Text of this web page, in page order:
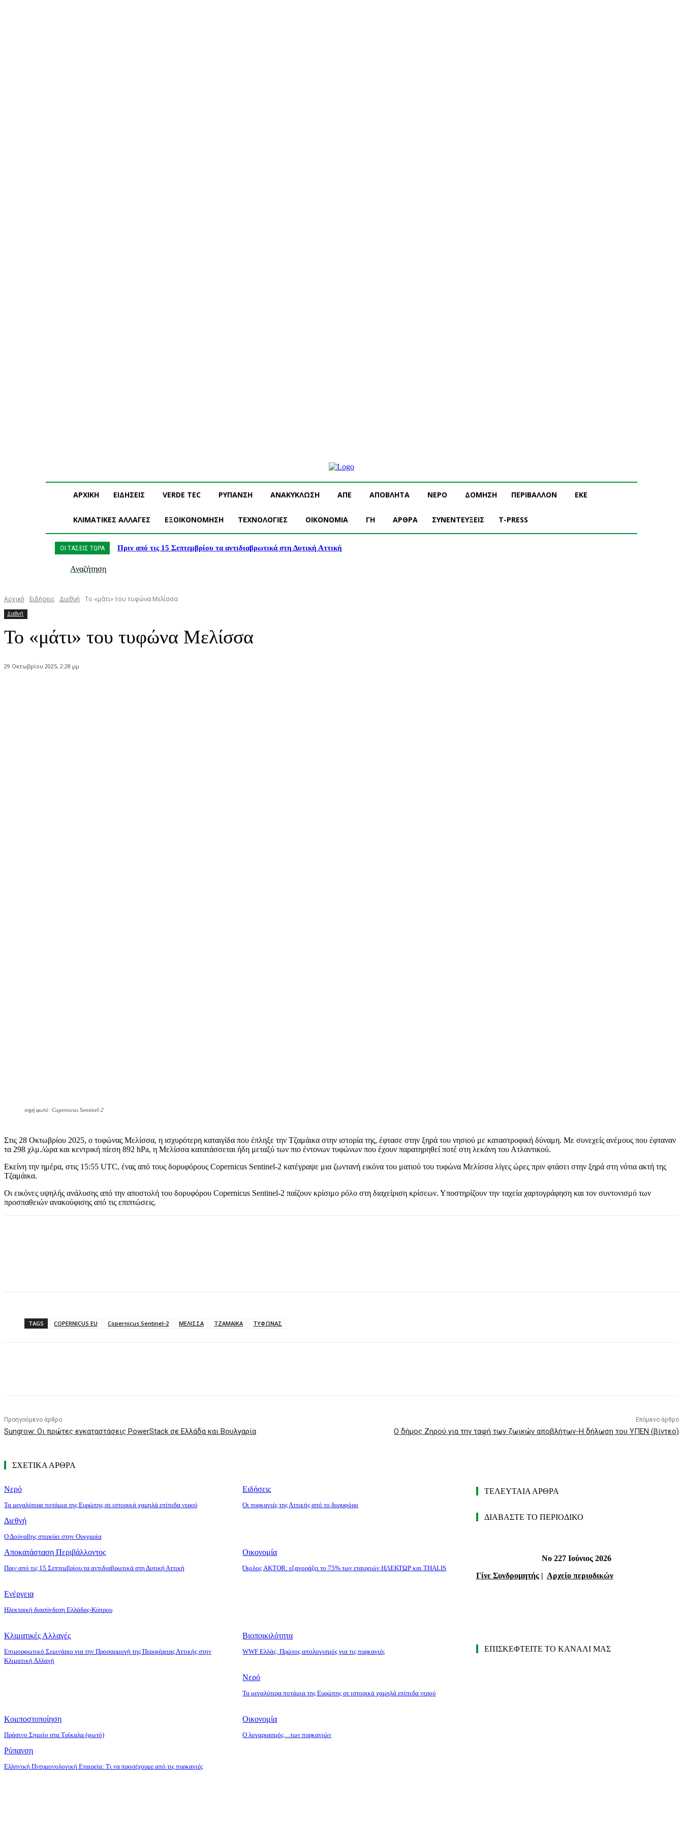
ΑΡΧΙΚΗ ΕΙΔΗΣΕΙΣ VERDE TEC ΡΥΠΑΝΣΗ ΑΝΑΚΥΚΛΩΣΗ ΑΠΕ ΑΠΟΒΛΗΤΑ ΝΕΡΟ ΔΟΜΗΣΗ ΠΕΡΙΒΑΛΛΟΝ ΕΚΕ
ΚΛΙΜΑΤΙΚΕΣ ΑΛΛΑΓΕΣ ΕΞΟΙΚΟΝΟΜΗΣΗ ΤΕΧΝΟΛΟΓΙΕΣ OIKONOMIA ΓΗ ΑΡΘΡΑ ΣΥΝΕΝΤΕΥΞΕΙΣ T-PRESS
ΟΙ ΤΑΣΕΙΣ ΤΩΡΑ Πριν από τις 15 Σεπτεμβρίου τα αντιδιαβρωτικά στη Δυτική Αττική
Αναζήτηση
Αρχική Ειδήσεις Διεθνή Το «μάτι» του τυφώνα Μελίσσα
Διεθνή
Το «μάτι» του τυφώνα Μελίσσα
29 Οκτωβρίου 2025, 2:28 μμ
πηγή φωτό: Copernicus Sentinel-2
Στις 28 Οκτωβρίου 2025, ο τυφώνας Μελίσσα, η ισχυρότερη καταιγίδα που έπληξε την Τζαμάικα στην ιστορία της, έφτασε στην ξηρά του νησιού με καταστροφική δύναμη. Με συνεχείς ανέμους που έφταναν
τα 298 χλμ./ώρα και κεντρική πίεση 892 hPa, η Μελίσσα κατατάσσεται ήδη μεταξύ των πιο έντονων τυφώνων που έχουν παρατηρηθεί ποτέ στη λεκάνη του Ατλαντικού.
Εκείνη την ημέρα, στις 15:55 UTC, ένας από τους δορυφόρους Copernicus Sentinel-2 κατέγραψε μια ζωντανή εικόνα του ματιού του τυφώνα Μελίσσα λίγες ώρες πριν φτάσει στην ξηρά στη νότια ακτή της
Τζαμάικα.
Οι εικόνες υψηλής ανάλυσης από την αποστολή του δορυφόρου Copernicus Sentinel-2 παίζουν κρίσιμο ρόλο στη διαχείριση κρίσεων. Υποστηρίζουν την ταχεία χαρτογράφηση και τον συντονισμό των
προσπαθειών ανακούφισης από τις επιπτώσεις.
TAGS COPERNICUS EU Copernicus Sentinel-2 ΜΕΛΙΣΣΑ ΤΖΑΜΑΙΚΑ ΤΥΦΩΝΑΣ
Προηγούμενο άρθρο
Sungrow: Οι πρώτες εγκαταστάσεις PowerStack σε Ελλάδα και Βουλγαρία
Επόμενο άρθρο
Ο δήμος Ζηρού για την ταφή των ζωικών αποβλήτων-Η δήλωση του ΥΠΕΝ (βίντεο)
ΣΧΕΤΙΚΑ ΑΡΘΡΑ
Νερό
Τα μεγαλύτερα ποτάμια της Ευρώπης σε ιστορικά χαμηλά επίπεδα νερού
Ειδήσεις
Οι πυρκαγιές της Αττικής από το δορυφόρο
Διεθνή
Ο Δούναβης στερεύει στην Ουγγαρία
ΤΕΛΕΥΤΑΙΑ ΑΡΘΡΑ
Αποκατάσταση Περιβάλλοντος
Πριν από τις 15 Σεπτεμβρίου τα αντιδιαβρωτικά στη Δυτική Αττική
Οικονομία
Όμιλος AKTOR: εξαγοράζει το 75% των εταιρειών ΗΛΕΚΤΩΡ και THALIS
Ενέργεια
Ηλεκτρική διασύνδεση Ελλάδας-Κύπρου
Κλιματικές Αλλαγές
Επιμορφωτικό Σεμινάριο για την Προσαρμογή της Περιφέρειας Αττικής στην
Κλιματική Αλλαγή
Βιοποικιλότητα
WWF Ελλάς: Πρώτος απολογισμός για τις πυρκαγιές
Νερό
Τα μεγαλύτερα ποτάμια της Ευρώπης σε ιστορικά χαμηλά επίπεδα νερού
Κομποστοποίηση
Πράσινο Σημείο στα Τρίκαλα (φωτό)
Οικονομία
O λογαριασμός…των πυρκαγιών
Ρύπανση
Ελληνική Πνευμονολογική Εταιρεία: Τι να προσέχουμε από τις πυρκαγιές
ΔΙΑΒΑΣΤΕ ΤΟ ΠΕΡΙΟΔΙΚΟ
Νο 227 Ιούνιος 2026
Γίνε Συνδρομητής| Αρχείο περιοδικών
ΕΠΙΣΚΕΦΤΕΙΤΕ ΤΟ ΚΑΝΑΛΙ ΜΑΣ